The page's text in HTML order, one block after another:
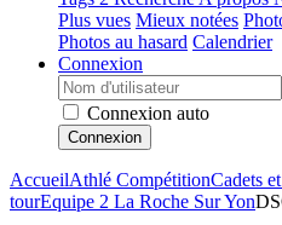
Plus vues Mieux notées
Photos au hasard Calendrier
Connexion
Connexion auto
Connexion
AccueilAthlé CompétitionCadets
tourEquipe 2 La Roche Sur Yon